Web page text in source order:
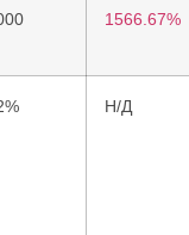
1566.67%
Н/Д